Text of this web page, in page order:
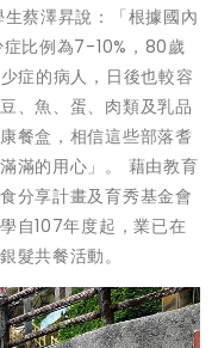
蔡澤昇說：「根據國內
比例為7-10%，80歲
症的病人，日後也較容
、魚、蛋、肉類及乳品
餐盒，相信這些部落耆
滿的用心」。 藉由教育
分享計畫及育秀基金會
自107年度起，業已在
髮共餐活動。